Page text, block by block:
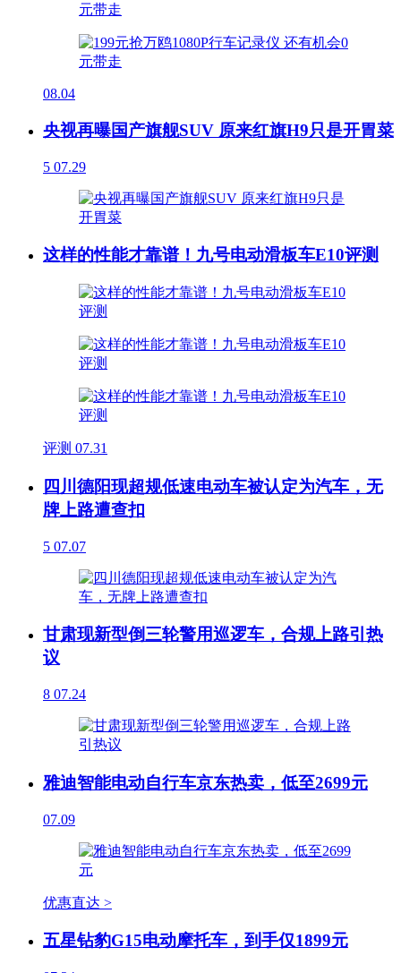
08.04
央视再曝国产旗舰SUV 原来红旗H9只是开胃菜
5 07.29
这样的性能才靠谱！九号电动滑板车E10评测
评测 07.31
四川德阳现超规低速电动车被认定为汽车，无
牌上路遭查扣
5 07.07
甘肃现新型倒三轮警用巡逻车，合规上路引热
议
8 07.24
雅迪智能电动自行车京东热卖，低至2699元
07.09
优惠直达 >
五星钻豹G15电动摩托车，到手仅1899元